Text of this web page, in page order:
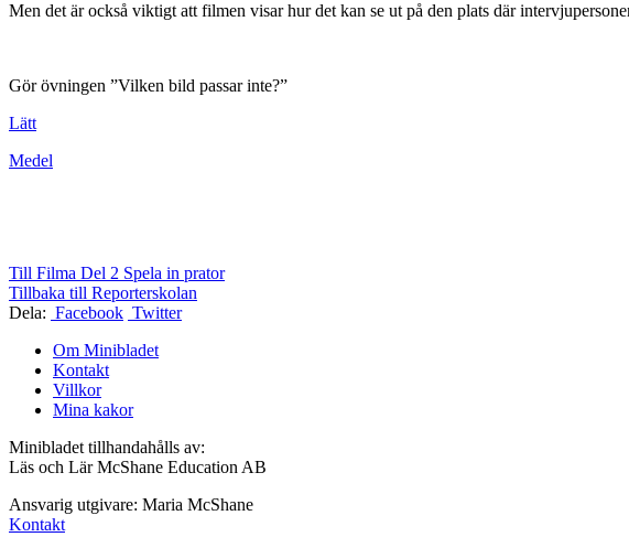
Men det är också viktigt att filmen visar hur det kan se ut på den plats där
Gör övningen ”Vilken bild passar inte?”
Lätt
Medel
Till Filma Del 2 Spela in prator
Tillbaka till Reporterskolan
Dela: Facebook Twitter
Om Minibladet
Kontakt
Villkor
Mina kakor
Minibladet tillhandahålls av:
Läs och Lär McShane Education AB
Ansvarig utgivare: Maria McShane
Kontakt